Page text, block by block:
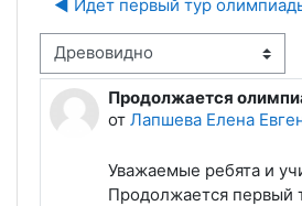
◀︎ Идет первый тур
отображения
Продолжается
от Лапшева Елена
Количество ответов: 0
Уважаемые ребята и
Продолжается первый